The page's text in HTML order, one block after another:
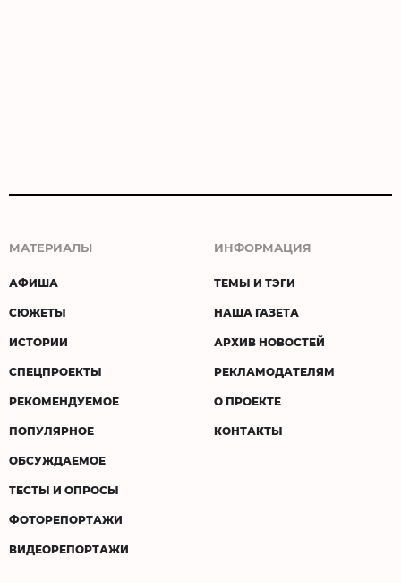
МАТЕРИАЛЫ
АФИША
СЮЖЕТЫ
ИСТОРИИ
СПЕЦПРОЕКТЫ
РЕКОМЕНДУЕМОЕ
ПОПУЛЯРНОЕ
ОБСУЖДАЕМОЕ
ТЕСТЫ И ОПРОСЫ
ФОТОРЕПОРТАЖИ
ВИДЕОРЕПОРТАЖИ
ИНФОРМАЦИЯ
ТЕМЫ И ТЭГИ
НАША ГАЗЕТА
АРХИВ НОВОСТЕЙ
РЕКЛАМОДАТЕЛЯМ
О ПРОЕКТЕ
КОНТАКТЫ